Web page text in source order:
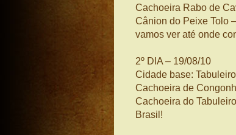
Cachoeira Rabo de
Cânion do Peixe Tolo
vamos ver até onde
2º DIA – 19/08/10
Cidade base:
Cachoeira de
Cachoeira do
Brasil!